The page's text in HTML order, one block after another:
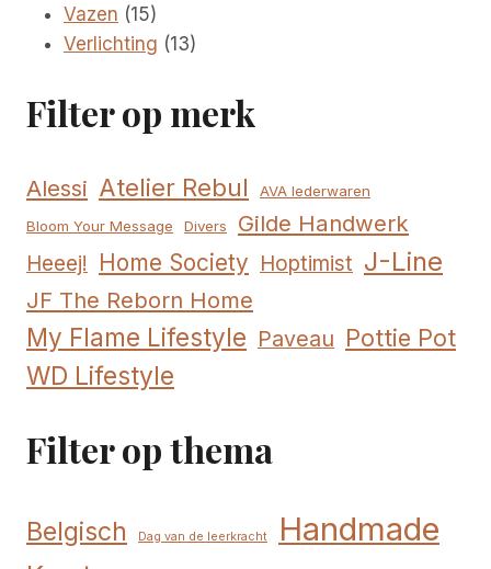
producten
Vazen 1515
producten
Verlichting 1313
Filter op merk
Alessi Atelier Rebul
AVA lederwaren
Bloom Your Message
Divers Gilde Handwerk
Heeej! Home Society Hoptimist J-Line
JF The Reborn Home
My Flame Lifestyle Paveau Pottie Pot
WD Lifestyle
Filter op thema
Belgisch Dag van de leerkracht Handmade